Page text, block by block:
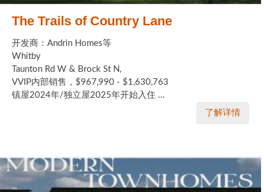
The Trails of Country Lane
开发商：Andrin Homes等
Whitby
Taunton Rd W & Brock St N,
VVIP内部销售，$967,990 - $1,630,763
镇屋2024年/独立屋2025年开始入住 ...
了解详情